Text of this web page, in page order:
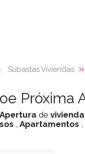
Subastas Viviendas
Próxima
de
, Apartamentos ,